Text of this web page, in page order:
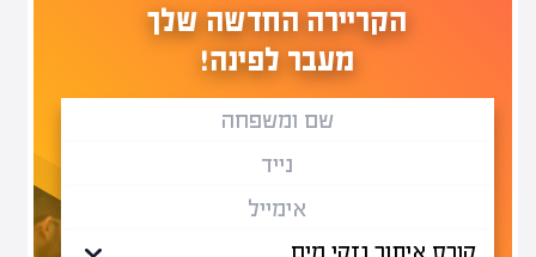
הקריירה החדשה שלך
מעבר לפינה!